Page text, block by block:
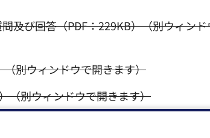
及び回答（PDF：229KB）（別ウィン
別ウィンドウで開きます）
（別ウィンドウで開きます）
別ウィンドウで開きます）